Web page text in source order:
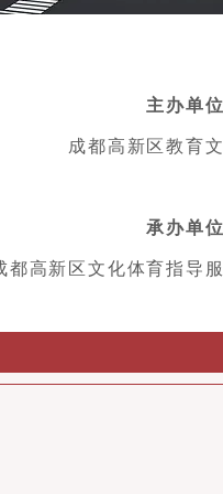
主办单位
成都高新区教育
承办单位
都高新区文化体育指导